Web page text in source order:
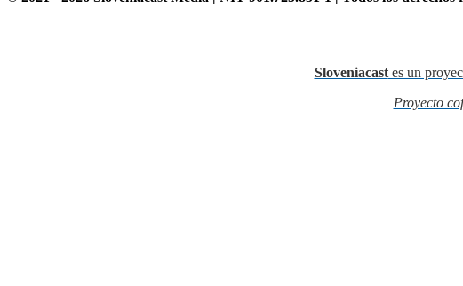
Sloveniacastes un
Proyecto